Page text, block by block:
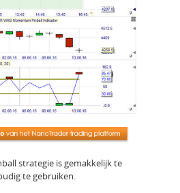
strategie is gemakkelijk te
te gebruiken.